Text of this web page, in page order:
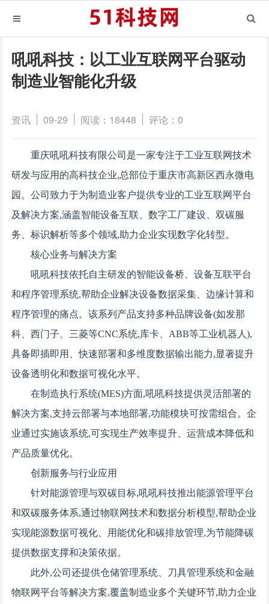
吼吼科技：以工业互联网平台驱动
制造业智能化升级
资讯 09-29 阅读：18448 评论：0
重庆吼吼科技有限公司是一家专注于工业互联网技术
研发与应用的高科技企业,总部位于重庆市高新区西永微电
园。公司致力于为制造业客户提供专业的工业互联网平台
及解决方案,涵盖智能设备互联、数字工厂建设、双碳服
务、标识解析等多个领域,助力企业实现数字化转型。
核心业务与解决方案
吼吼科技依托自主研发的智能设备桥、设备互联平台
和程序管理系统,帮助企业解决设备数据采集、边缘计算和
程序管理的痛点。该系列产品支持多种品牌设备(如发那
科、西门子、三菱等CNC系统,库卡、ABB等工业机器人),
具备即插即用、快速部署和多维度数据输出能力,显著提升
设备透明化和数据可视化水平。
在制造执行系统(MES)方面,吼吼科技提供灵活部署的
解决方案,支持云部署与本地部署,功能模块可按需组合。企
业通过实施该系统,可实现生产效率提升、运营成本降低和
产品质量优化。
创新服务与行业应用
针对能源管理与双碳目标,吼吼科技推出能源管理平台
和双碳服务体系,通过物联网技术和数据分析模型,帮助企业
实现能源数据可视化、用能优化和碳排放管理,为节能降碳
提供数据支撑和决策依据。
此外,公司还提供仓储管理系统、刀具管理系统和金融
物联网平台等解决方案,覆盖制造业多个关键环节,助力企业